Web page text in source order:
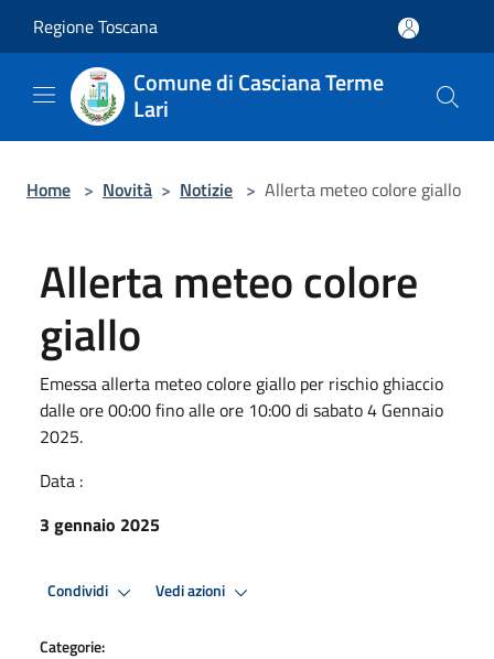
Regione Toscana
Comune di Casciana Terme
Lari
Home > Novità > Notizie > Allerta meteo colore giallo
Allerta meteo colore
giallo
Emessa allerta meteo colore giallo per rischio ghiaccio
dalle ore 00:00 fino alle ore 10:00 di sabato 4 Gennaio
2025.
Data :
3 gennaio 2025
Condividi Vedi azioni
Categorie: